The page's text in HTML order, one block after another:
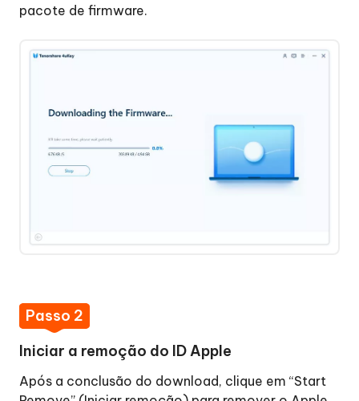
pacote de firmware.
Passo 2
Iniciar a remoção do ID Apple
Após a conclusão do download, clique em “Start